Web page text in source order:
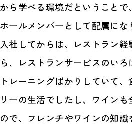
から学べる環境だということで
ホールメンバーとして配属にな
入社してからは、レストラン
ら、レストランサービスのい
トレーニングばかりしていて
リーの生活でしたし、ワイン
ので、フレンチやワインの知